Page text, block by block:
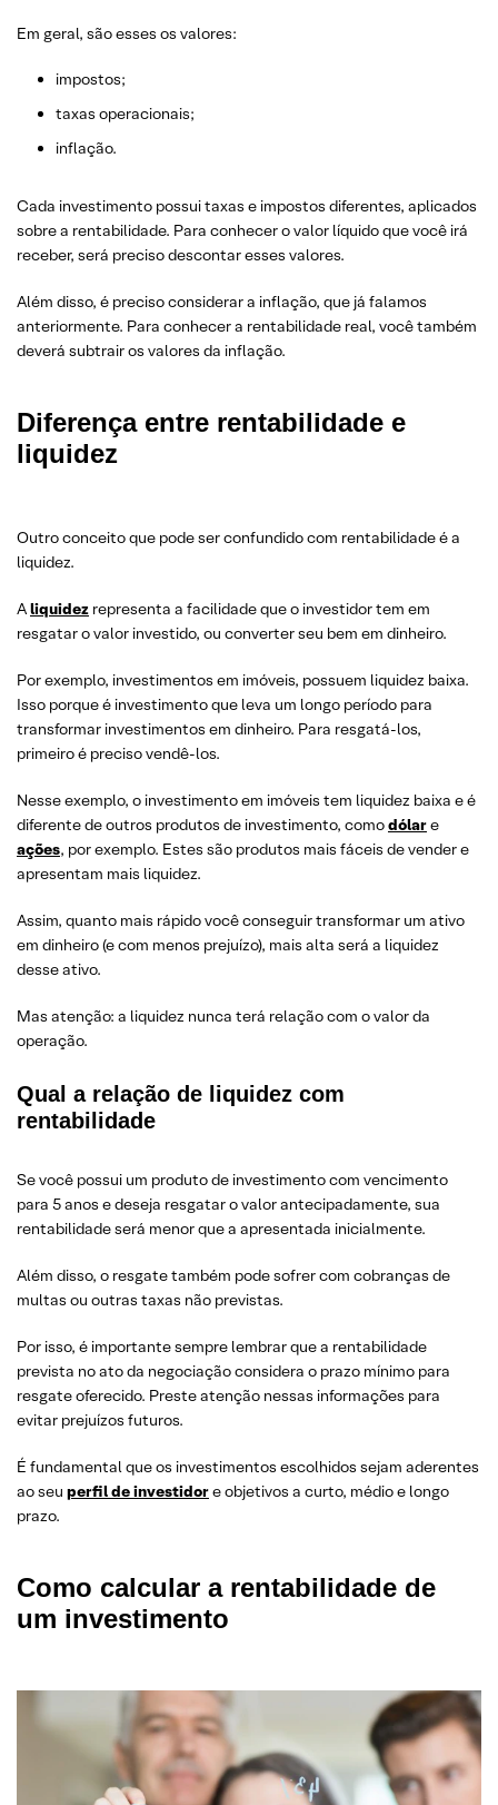
Em geral, são esses os valores:
impostos;
taxas operacionais;
inflação.
Cada investimento possui taxas e impostos diferentes, aplicados
sobre a rentabilidade. Para conhecer o valor líquido que você irá
receber, será preciso descontar esses valores.
Além disso, é preciso considerar a inflação, que já falamos
anteriormente. Para conhecer a rentabilidade real, você também
deverá subtrair os valores da inflação.
Diferença entre rentabilidade e
liquidez
Outro conceito que pode ser confundido com rentabilidade é a
liquidez.
Aliquidez representa a facilidade que o investidor tem em
resgatar o valor investido, ou converter seu bem em dinheiro.
Por exemplo, investimentos em imóveis, possuem liquidez baixa.
Isso porque é investimento que leva um longo período para
transformar investimentos em dinheiro. Para resgatá-los,
primeiro é preciso vendê-los.
Nesse exemplo, o investimento em imóveis tem liquidez baixa e é
diferente de outros produtos de investimento, comodólare
ações, por exemplo. Estes são produtos mais fáceis de vender e
apresentam mais liquidez.
Assim, quanto mais rápido você conseguir transformar um ativo
em dinheiro (e com menos prejuízo), mais alta será a liquidez
desse ativo.
Mas atenção: a liquidez nunca terá relação com o valor da
operação.
Qual a relação de liquidez com
rentabilidade
Se você possui um produto de investimento com vencimento
para 5 anos e deseja resgatar o valor antecipadamente, sua
rentabilidade será menor que a apresentada inicialmente.
Além disso, o resgate também pode sofrer com cobranças de
multas ou outras taxas não previstas.
Por isso, é importante sempre lembrar que a rentabilidade
prevista no ato da negociação considera o prazo mínimo para
resgate oferecido. Preste atenção nessas informações para
evitar prejuízos futuros.
É fundamental que os investimentos escolhidos sejam aderentes
ao seu perfil de investidore objetivos a curto, médio e longo
prazo.
Como calcular a rentabilidade de
um investimento